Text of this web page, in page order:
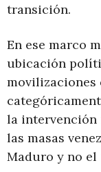
transición.
En ese marco
ubicación
movilizaciones
la intervención
las masas
Maduro y no